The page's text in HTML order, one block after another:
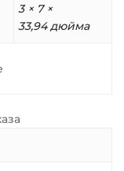
3 × 7 ×
33,94 дюйма